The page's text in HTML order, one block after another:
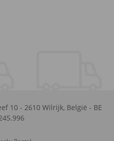
10 - 2610 Wilrijk, België - BE